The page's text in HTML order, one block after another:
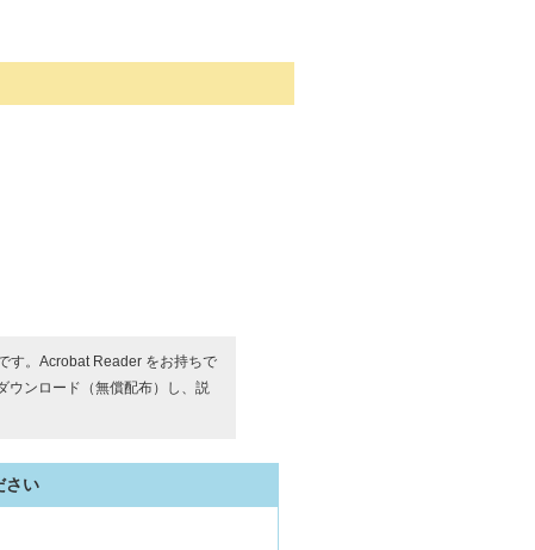
す。Acrobat Reader をお持ちで
ウンロード（無償配布）し、説
さい